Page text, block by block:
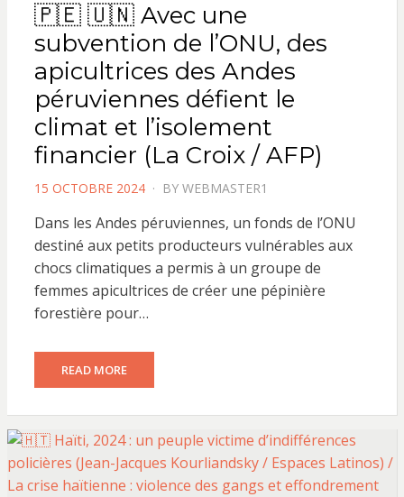
🇵🇪 🇺🇳 Avec une
subvention de l’ONU, des
apicultrices des Andes
péruviennes défient le
climat et l’isolement
financier (La Croix / AFP)
POSTED
15 OCTOBRE 2024 BY WEBMASTER1
Dans les Andes péruviennes, un fonds de l’ONU
destiné aux petits producteurs vulnérables aux
chocs climatiques a permis à un groupe de
femmes apicultrices de créer une pépinière
forestière pour…
READ MORE